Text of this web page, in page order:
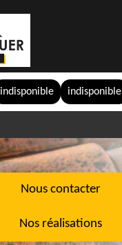
indisponible indisponible
Nous contacter
Nos réalisations